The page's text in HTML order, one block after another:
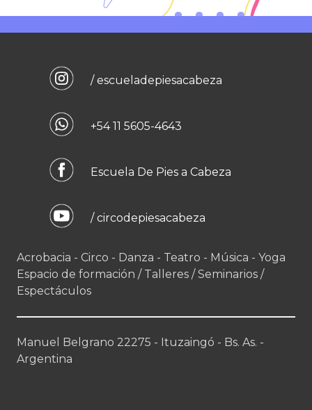
/ escueladepiesacabeza
+54 11 5605-4643
Escuela De Pies a Cabeza
/ circodepiesacabeza
Acrobacia - Circo - Danza - Teatro - Música - Yoga
Espacio de formación / Talleres / Seminarios /
Espectáculos
Manuel Belgrano 22275 - Ituzaingó - Bs. As. -
Argentina